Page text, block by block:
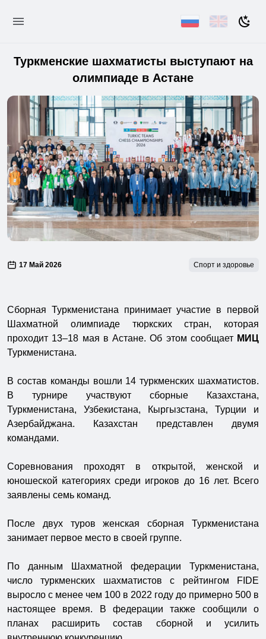
Туркменские шахматисты выступают на
олимпиаде в Астане
17 Май 2026 Спорт и здоровье
Сборная Туркменистана принимает участие в первой
Шахматной олимпиаде тюркских стран, которая
проходит 13–18 мая в Астане. Об этом сообщает МИЦ
Туркменистана.
В состав команды вошли 14 туркменских шахматистов.
В турнире участвуют сборные Казахстана,
Туркменистана, Узбекистана, Кыргызстана, Турции и
Азербайджана. Казахстан представлен двумя
командами.
Соревнования проходят в открытой, женской и
юношеской категориях среди игроков до 16 лет. Всего
заявлены семь команд.
После двух туров женская сборная Туркменистана
занимает первое место в своей группе.
По данным Шахматной федерации Туркменистана,
число туркменских шахматистов с рейтингом FIDE
выросло с менее чем 100 в 2022 году до примерно 500 в
настоящее время. В федерации также сообщили о
планах расширить состав сборной и усилить